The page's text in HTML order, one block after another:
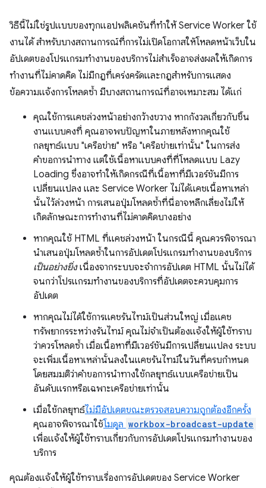
วิธีนี้ไม่ใช่รูปแบบของทุกแอปพลิเคชันที่ทำให้ Service Worker ใช้
งานได้ สำหรับบางสถานการณ์ที่การไม่เปิดโอกาสให้โหลดหน้าเว็บใน
อัปเดตของโปรแกรมทำงานของบริการไม่สำเร็จอาจส่งผลให้เกิดการ
ทำงานที่ไม่คาดคิด ไม่มีกฎที่เคร่งครัดและกฎสำหรับการแสดง
ข้อความแจ้งการโหลดซ้ำ มีบางสถานการณ์ที่อาจเหมาะสม ได้แก่
คุณใช้การแคชล่วงหน้าอย่างกว้างขวาง หากกังวลเกี่ยวกับชิ้น
งานแบบคงที่ คุณอาจพบปัญหาในภายหลังหากคุณใช้
กลยุทธ์แบบ "เครือข่าย" หรือ "เครือข่ายเท่านั้น" ในการส่ง
คำขอการนำทาง แต่ใช้เนื้อหาแบบคงที่ที่โหลดแบบ Lazy
Loading ซึ่งอาจทำให้เกิดกรณีที่เนื้อหาที่มีเวอร์ชันมีการ
เปลี่ยนแปลง และ Service Worker ไม่ได้แคชเนื้อหาเหล่า
นั้นไว้ล่วงหน้า การเสนอปุ่มโหลดซ้ำที่นี่อาจหลีกเลี่ยงไม่ให้
เกิดลักษณะการทำงานที่ไม่คาดคิดบางอย่าง
หากคุณใช้ HTML ที่แคชล่วงหน้า ในกรณีนี้ คุณควรพิจารณา
นำเสนอปุ่มโหลดซ้ำในการอัปเดตโปรแกรมทำงานของบริการ
เป็นอย่างยิ่งเนื่องจากระบบจะจำการอัปเดต HTML นั้นไม่ได้
จนกว่าโปรแกรมทำงานของบริการที่อัปเดตจะควบคุมการ
อัปเดต
หากคุณไม่ได้ใช้การแคชรันไทม์เป็นส่วนใหญ่ เมื่อแคช
ทรัพยากรระหว่างรันไทม์ คุณไม่จำเป็นต้องแจ้งให้ผู้ใช้ทราบ
ว่าควรโหลดซ้ำ เมื่อเนื้อหาที่มีเวอร์ชันมีการเปลี่ยนแปลง ระบบ
จะเพิ่มเนื้อหาเหล่านั้นลงในแคชรันไทม์ในวันที่ครบกำหนด
โดยสมมติว่าคำขอการนำทางใช้กลยุทธ์แบบเครือข่ายเป็น
อันดับแรกหรือเฉพาะเครือข่ายเท่านั้น
เมื่อใช้กลยุทธ์ไม่มีอัปเดตขณะตรวจสอบความถูกต้องอีกครั้ง
คุณอาจพิจารณาใช้โมดูล workbox-broadcast-update
เพื่อแจ้งให้ผู้ใช้ทราบเกี่ยวกับการอัปเดตโปรแกรมทำงานของ
บริการ
คุณต้องแจ้งให้ผู้ใช้ทราบเรื่องการอัปเดตของ Service Worker